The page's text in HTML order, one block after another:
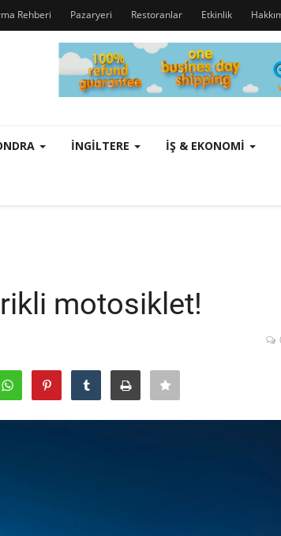
Rehberi Pazaryeri Restoranlar Etkinlik
İNGILTERE İŞ & EKONOMI
motosiklet!